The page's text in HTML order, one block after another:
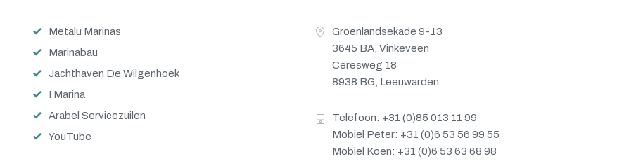
Metalu Marinas
Marinabau
Jachthaven De Wilgenhoek
I Marina
Arabel Servicezuilen
YouTube
Groenlandsekade 9-13
3645 BA, Vinkeveen
Ceresweg 18
8938 BG, Leeuwarden
Telefoon: +31 (0)85 013 11 99
Mobiel Peter: +31 (0)6 53 56 99 55
Mobiel Koen: +31 (0)6 53 63 68 98